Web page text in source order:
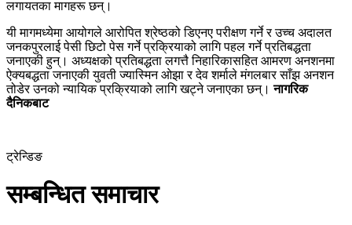
लगायतका मागहरू छन्।
यी मागमध्येमा आयोगले आरोपित श्रेष्ठको डिएनए परीक्षण गर्ने र उच्च अदालत
जनकपुरलाई पेसी छिटो पेस गर्ने प्रक्रियाको लागि पहल गर्ने प्रतिबद्धता
जनाएकी हुन्। अध्यक्षको प्रतिबद्धता लगत्तै निहारिकासहित आमरण अनशनमा
ऐक्यबद्धता जनाएकी युवती ज्यास्मिन ओझा र देव शर्माले मंगलबार साँझ अनशन
तोडेर उनको न्यायिक प्रक्रियाको लागि खट्ने जनाएका छन्।नागरिक
दैनिकबाट
ट्रेन्डिङ
सम्बन्धित समाचार